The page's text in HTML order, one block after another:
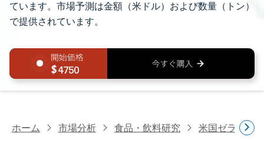
ています。市場予測は金額（米ドル）および数量（トン）
で提供されています。
4750
ホーム 市場分析 食品・飲料研究 米国ゼラチン